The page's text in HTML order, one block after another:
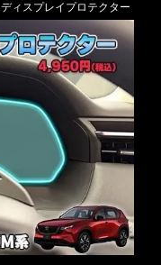
ディスプレイプロテクター